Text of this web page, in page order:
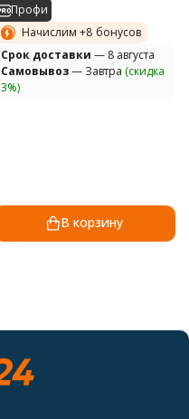
Профи
Начислим +8 бонусов
Cрок доставки — 8 августа
Самовывоз— Завтра (скидка
3%)
В корзину